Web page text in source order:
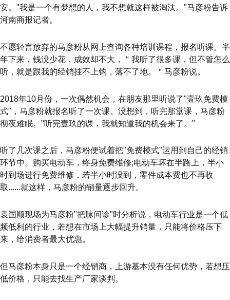
安。"我是一个有梦想的人，我不想就这样被淘汰。"马彦粉告诉
河南商报记者。
不愿轻言放弃的马彦粉从网上查询各种培训课程，报名听课。半
年下来，钱没少花，成效却不大，＂我听了很多课，但不管怎么
听，就是跟我的经销挂不上钩，落不了地。＂马彦粉说。
2018年10月份，一次偶然机会，在朋友那里听说了"壹玖免费模
式"，马彦粉就报名听了一次课。没想到，听完那堂课，马彦粉
彻夜难眠。"听完壹玖的课，我就知道我的机会来了。"
听了几次课之后，马彦粉便试着把"免费模式"运用到自己的经销
环节中。购买电动车，终身免费维修;电动车坏在半路上，半小
时到场进行免费维修，若半小时没到，零件成本费也不再收
取......就这样，马彦粉的销量逐步回升。
袁国顺现场为马彦粉"把脉问诊"时分析说，电动车行业是一个低
频低利的行业，若想在市场上大幅提升销量，只能将价格压下
来，给消费者最大优惠。
但马彦粉本身只是一个经销商，上游基本没有任何优势，若想压
低价格，只能去找生产厂家谈判。